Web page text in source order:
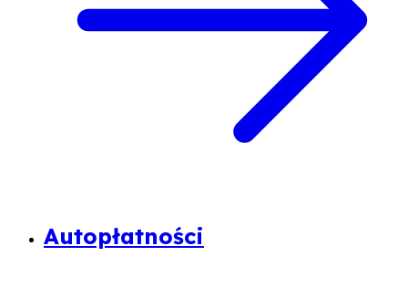
Autopłatności